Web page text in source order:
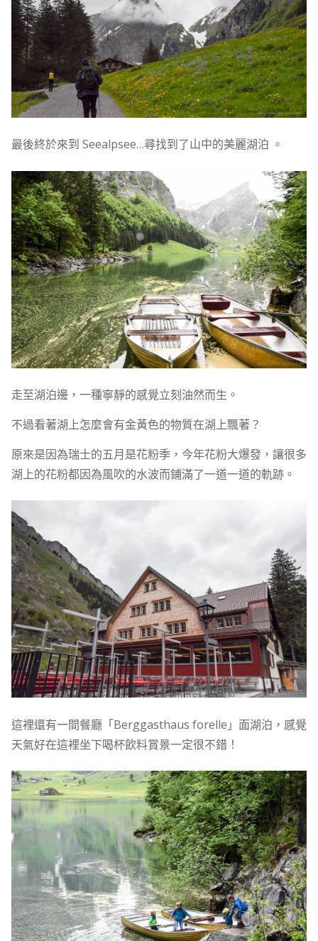
最後終於來到 Seealpsee…尋找到了山中的美麗湖泊 。
走至湖泊邊，一種寧靜的感覺立刻油然而生。
不過看著湖上怎麼會有金黃色的物質在湖上飄著？
原來是因為瑞士的五月是花粉季，今年花粉大爆發，讓很多
湖上的花粉都因為風吹的水波而鋪滿了一道一道的軌跡。
這裡還有一間餐廳「Berggasthaus forelle」面湖泊，感覺
天氣好在這裡坐下喝杯飲料賞景一定很不錯！